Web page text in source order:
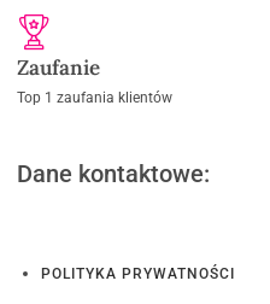
Zaufanie
Top 1 zaufania klientów
Dane kontaktowe:
POLITYKA PRYWATNOŚCI